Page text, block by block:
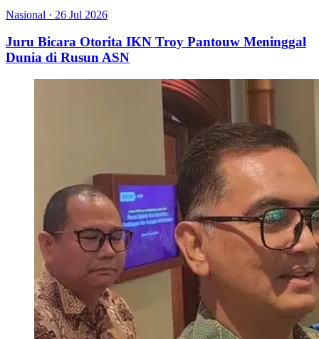
Nasional · 26 Jul 2026
Juru Bicara Otorita IKN Troy Pantouw Meninggal
Dunia di Rusun ASN